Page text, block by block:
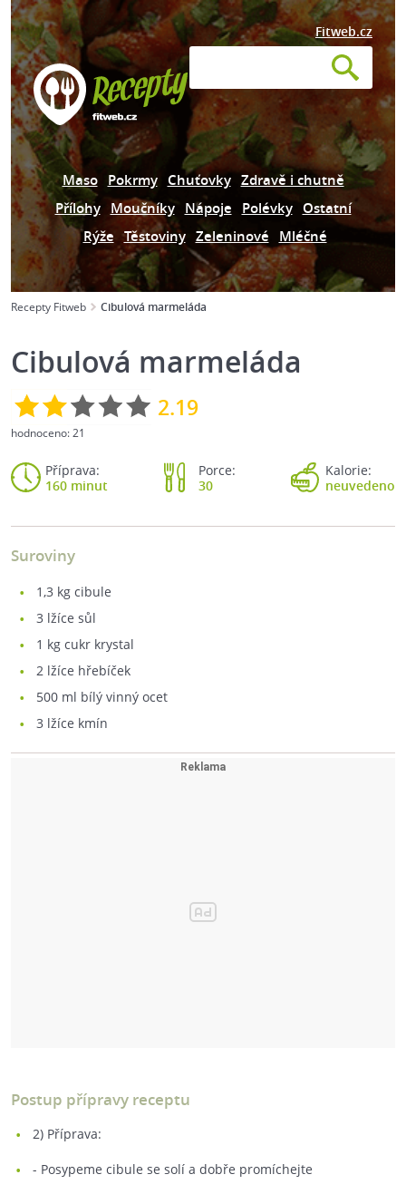
Fitweb.cz
Maso Pokrmy Chuťovky Zdravě i chutně
Přílohy Moučníky Nápoje Polévky Ostatní
Rýže Těstoviny Zeleninové Mléčné
Recepty Fitweb Cibulová marmeláda
Cibulová marmeláda
2.19
hodnoceno:21
Příprava:
160 minut
Porce:
30
Kalorie:
neuvedeno
Suroviny
1,3 kg cibule
3 lžíce sůl
1 kg cukr krystal
2 lžíce hřebíček
500 ml bílý vinný ocet
3 lžíce kmín
Postup přípravy receptu
2) Příprava:
- Posypeme cibule se solí a dobře promíchejte